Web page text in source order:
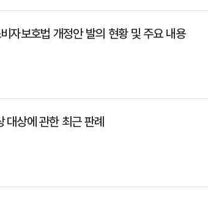
자보호법 개정안 발의 현황 및 주요 내용
대상에 관한 최근 판례